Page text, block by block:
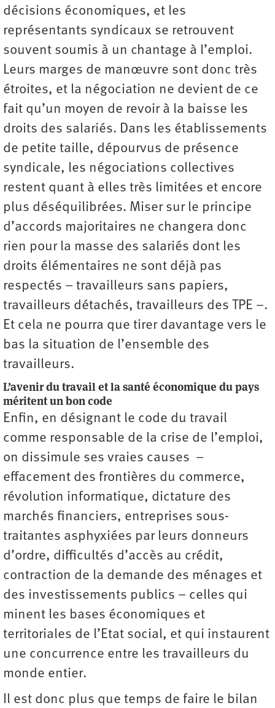
décisions économiques, et les
représentants syndicaux se retrouvent
souvent soumis à un chantage à l’emploi.
Leurs marges de manœuvre sont donc très
étroites, et la négociation ne devient de ce
fait qu’un moyen de revoir à la baisse les
droits des salariés. Dans les établissements
de petite taille, dépourvus de présence
syndicale, les négociations collectives
restent quant à elles très limitées et encore
plus déséquilibrées. Miser sur le principe
d’accords majoritaires ne changera donc
rien pour la masse des salariés dont les
droits élémentaires ne sont déjà pas
respectés – travailleurs sans papiers,
travailleurs détachés, travailleurs des TPE –.
Et cela ne pourra que tirer davantage vers le
bas la situation de l’ensemble des
travailleurs.
L’avenir du travail et la santé économique du pays
méritent un bon code
Enfin, en désignant le code du travail
comme responsable de la crise de l’emploi,
on dissimule ses vraies causes –
effacement des frontières du commerce,
révolution informatique, dictature des
marchés financiers, entreprises sous-
traitantes asphyxiées par leurs donneurs
d’ordre, difficultés d’accès au crédit,
contraction de la demande des ménages et
des investissements publics – celles qui
minent les bases économiques et
territoriales de l’Etat social, et qui instaurent
une concurrence entre les travailleurs du
monde entier.
Il est donc plus que temps de faire le bilan